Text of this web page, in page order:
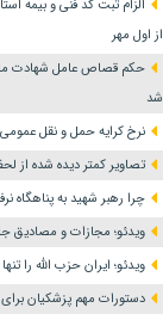
الزام ثبت کد فنی و بیمه
از اول مهر
حکم قصاص عامل شهادت
شد
نرخ کرایه حمل و نقل
تصاویر کمتر دیده شده از لحظه
چرا رهبر شهید به پناهگاه
ویدئو؛ مجازات و مصادیق
ویدئو؛ ایران حزب الله را
دستورات مهم پزشکیان